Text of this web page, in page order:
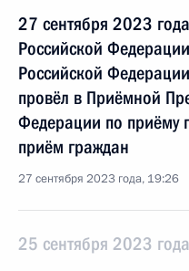
27 сентября 2023
Российской
Российской
провёл в Приёмной
Федерации по приёму
приём граждан
27 сентября 2023 года, 19:26
25 сентября 2023